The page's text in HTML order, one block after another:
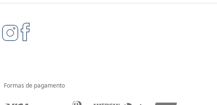
Formas de pagamento